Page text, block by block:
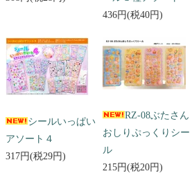
436円(税40円)
シールいっぱい
アソート４
317円(税29円)
RZ-08ぶたさん
おしりぷっくりシー
ル
215円(税20円)